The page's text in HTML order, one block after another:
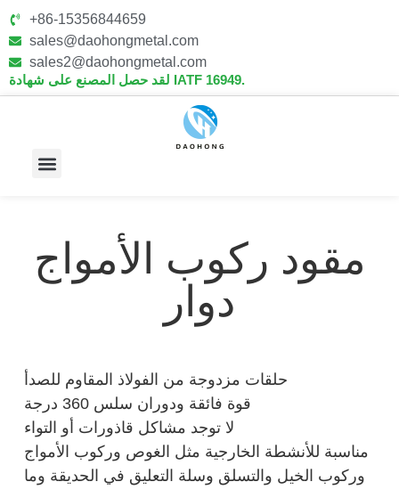
+86-15356844659
sales@daohongmetal.com
sales2@daohongmetal.com
لقد حصل المصنع على شهادة IATF 16949.
مقود ركوب الأمواج
دوار
حلقات مزدوجة من الفولاذ المقاوم للصدأ
قوة فائقة ودوران سلس 360 درجة
لا توجد مشاكل قاذورات أو التواء
مناسبة للأنشطة الخارجية مثل الغوص وركوب الأمواج
وركوب الخيل والتسلق وسلة التعليق في الحديقة وما